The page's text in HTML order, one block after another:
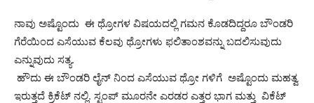
ನಾವು ಅಷ್ಟೊಂದು ಈ ಥ್ರೋಗಳ ವಿಷಯದಲ್ಲಿ ಗಮನ ಕೊಡದಿದ್ದರೂ ಬೌಂಡರಿ
ಗೆರೆಯಿಂದ ಎಸೆಯುವ ಕೆಲವು ಥ್ರೋಗಳು ಫಲಿತಾಂಶವನ್ನು ಬದಲಿಸುವುದು
ಎನ್ನುವುದು ಸತ್ಯ.
ಹೌದು ಈ ಬೌಂಡರಿ ಲೈನ್ ನಿಂದ ಎಸೆಯುವ ಥ್ರೋ ಗಳಿಗೆ ಅಷ್ಟೊಂದು ಮಹತ್ವ
ಇರುತ್ತದೆ ಕ್ರಿಕೆಟ್ ನಲ್ಲಿ. ಸ್ಟಂಪ್ ಮೂರನೇ ಎರಡರ ಎತ್ತರ ಭಾಗ ಮತ್ತು ವಿಕೆಟ್